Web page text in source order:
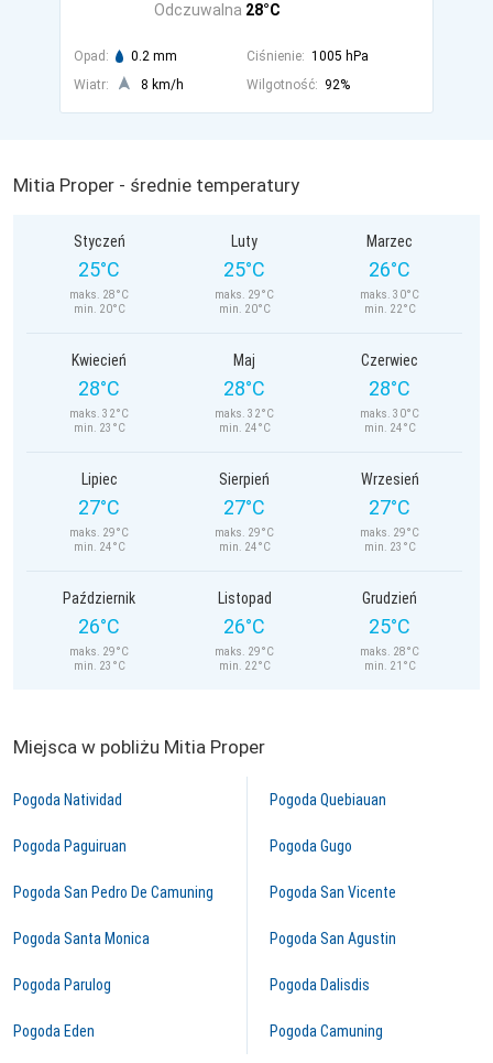
Odczuwalna 28°C
Opad: 0.2 mm Ciśnienie: 1005 hPa
Wiatr:
8 km/h Wilgotność: 92%
Mitia Proper - średnie temperatury
Styczeń
25°C
maks. 28°C
min. 20°C
Luty
25°C
maks. 29°C
min. 20°C
Marzec
26°C
maks. 30°C
min. 22°C
Kwiecień
28°C
maks. 32°C
min. 23°C
Maj
28°C
maks. 32°C
min. 24°C
Czerwiec
28°C
maks. 30°C
min. 24°C
Lipiec
27°C
maks. 29°C
min. 24°C
Sierpień
27°C
maks. 29°C
min. 24°C
Wrzesień
27°C
maks. 29°C
min. 23°C
Październik
26°C
maks. 29°C
min. 23°C
Listopad
26°C
maks. 29°C
min. 22°C
Grudzień
25°C
maks. 28°C
min. 21°C
Miejsca w pobliżu Mitia Proper
Pogoda Natividad
Pogoda Paguiruan
Pogoda San Pedro De Camuning
Pogoda Santa Monica
Pogoda Parulog
Pogoda Eden
Pogoda Quebiauan
Pogoda Gugo
Pogoda San Vicente
Pogoda San Agustin
Pogoda Dalisdis
Pogoda Camuning